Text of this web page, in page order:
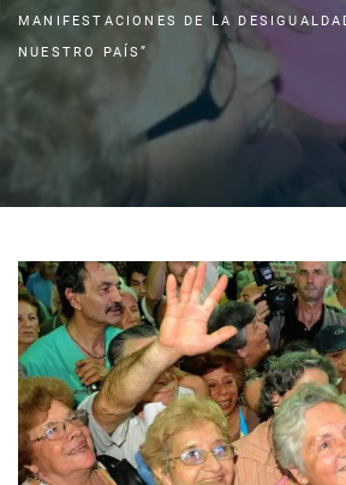
MANIFESTACIONES DE LA
NUESTRO PAÍS”